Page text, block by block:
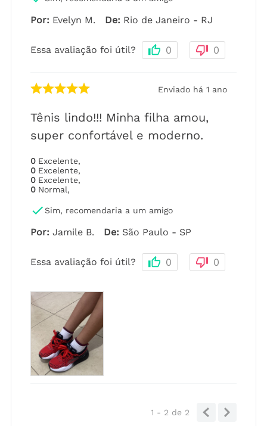
Por: Evelyn M. De: Rio de Janeiro - RJ
Essa avaliação foi útil? 0 0
Enviado há 1 ano
Tênis lindo!!! Minha filha amou,
super confortável e moderno.
0 Excelente,
0 Excelente,
0 Excelente,
0 Normal,
Sim, recomendaria a um amigo
Por: Jamile B. De: São Paulo - SP
Essa avaliação foi útil? 0 0
1 - 2 de 2